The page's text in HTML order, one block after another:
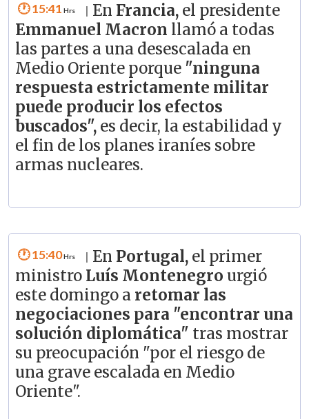
15:41 En Francia, el presidente
Emmanuel Macron llamó a todas
las partes a una desescalada en
Medio Oriente porque "ninguna
respuesta estrictamente militar
puede producir los efectos
buscados", es decir, la estabilidad y
el fin de los planes iraníes sobre
armas nucleares.
15:40 En Portugal, el primer
ministroLuís Montenegro urgió
este domingo a retomar las
negociaciones para "encontrar una
solución diplomática" tras mostrar
su preocupación "por el riesgo de
una grave escalada en Medio
Oriente".